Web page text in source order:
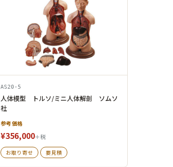
AS20-5
人体模型 トルソ/ミニ人体解剖 ソムソ
社
参考価格
¥356,000＋税
お取り寄せ 要見積